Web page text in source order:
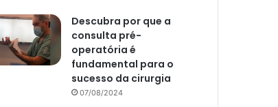
Descubra por que a
consulta pré-
operatória é
fundamental para o
sucesso da cirurgia
07/08/2024